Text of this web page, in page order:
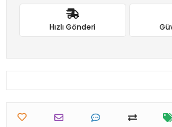
Hızlı Gönderi